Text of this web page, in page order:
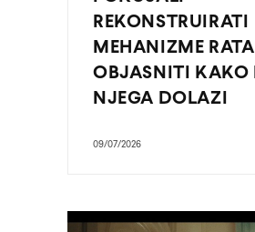
REKONSTRUIRATI
MEHANIZME RATA
OBJASNITI KAKO
NJEGA DOLAZI
09/07/2026